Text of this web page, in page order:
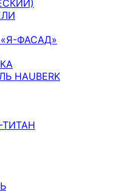
«Я-ФАСАД»
HAUBERK